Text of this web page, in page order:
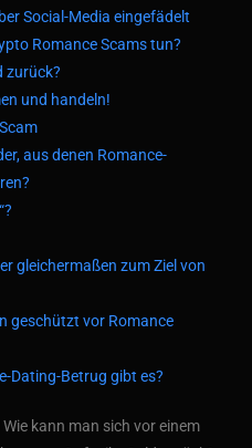
Social-Media eingefädelt
Romance Scams tun?
zurück?
und handeln!
aus denen Romance-
gleichermaßen zum Ziel von
geschützt vor Romance
Dating-Betrug gibt es?
kann man sich vor einem